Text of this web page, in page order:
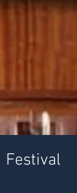
Festival